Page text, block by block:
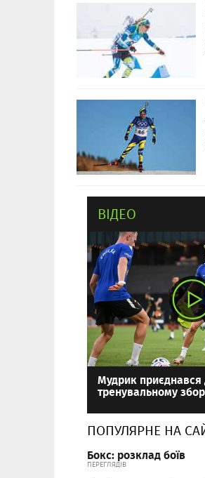
ВІДЕО
Мудрик приєднався
тренувальному
ПОПУЛЯРНЕ НА
Бокс: розклад боїв
ПЕРЕГЛЯДІВ